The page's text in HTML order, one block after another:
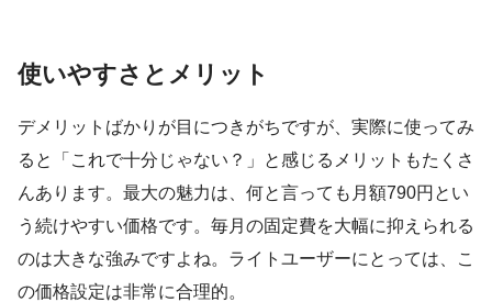
使いやすさとメリット
デメリットばかりが目につきがちですが、実際に使ってみ
ると「これで十分じゃない？」と感じるメリットもたくさ
んあります。最大の魅力は、何と言っても月額790円とい
う続けやすい価格です。毎月の固定費を大幅に抑えられる
のは大きな強みですよね。ライトユーザーにとっては、こ
の価格設定は非常に合理的。